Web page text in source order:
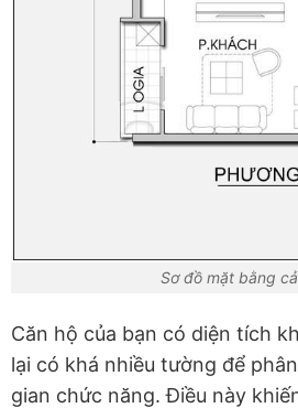
Sơ đồ mặt bằng
Căn hộ của bạn có diện tích
lại có khá nhiều tường để
gian chức năng. Điều này